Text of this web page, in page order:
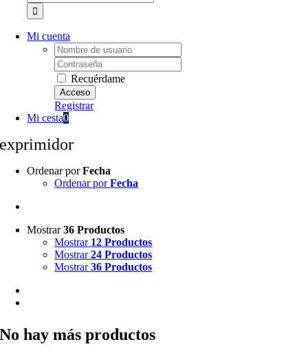
Mi cuenta
Username:
Password:
Recuérdame
Registrar
Mi cesta0
exprimidor
Ordenar porFecha
Ordenar porFecha
Mostrar36 Productos
Mostrar 12 Productos
Mostrar24 Productos
Mostrar36 Productos
No hay más productos